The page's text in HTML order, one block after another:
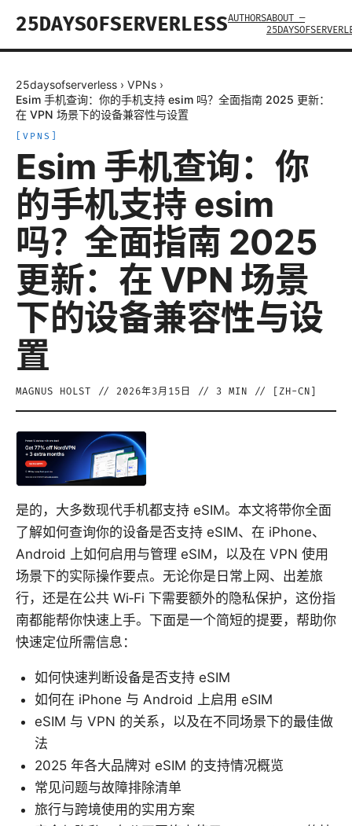
25DAYSOFSERVERLESSAUTHORSABOUT —
25daysofserverless › VPNs ›
Esim 手机查询：你的手机支持 esim 吗？全面指南 2025 更新：
在 VPN 场景下的设备兼容性与设置
VPNS
Esim 手机查询：你
的手机支持 esim
吗？全面指南 2025
更新：在 VPN 场景
下的设备兼容性与设
置
MAGNUS HOLST // 2026年3月15日 // 3 MIN // [ ZH-CN
是的，大多数现代手机都支持 eSIM。本文将带你全面
了解如何查询你的设备是否支持 eSIM、在 iPhone、
Android 上如何启用与管理 eSIM，以及在 VPN 使用
场景下的实际操作要点。无论你是日常上网、出差旅
行，还是在公共 Wi‑Fi 下需要额外的隐私保护，这份指
南都能帮你快速上手。下面是一个简短的提要，帮助你
快速定位所需信息：
如何快速判断设备是否支持 eSIM
如何在 iPhone 与 Android 上启用 eSIM
eSIM 与 VPN 的关系，以及在不同场景下的最佳做
法
2025 年各大品牌对 eSIM 的支持情况概览
常见问题与故障排除清单
旅行与跨境使用的实用方案